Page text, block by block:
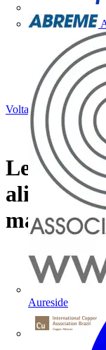
Aureside
Voltar para Notícias
Legrand
alinha
máxima